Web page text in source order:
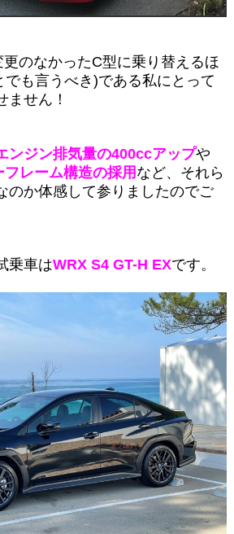
のなかったC型に乗り替えるほ
でも言うべき)である私にとって
ません！
ンジン排気量の400ccアップや
レーム構造の採用など、それら
のか体感して参りましたのでご
乗車はWRX S4 GT-H EXです。